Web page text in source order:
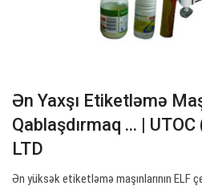
Ən Yaxşı Etiketləmə
Qablaşdırmaq ... |
LTD
Ən yüksək etiketləmə maşınlarının ELF